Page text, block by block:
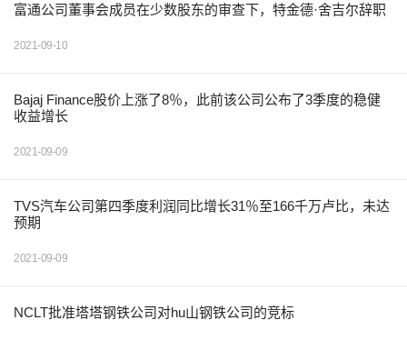
富通公司董事会成员在少数股东的审查下，特金德·舍吉尔辞职
2021-09-10
Bajaj Finance股价上涨了8％，此前该公司公布了3季度的稳健
收益增长
2021-09-09
TVS汽车公司第四季度利润同比增长31％至166千万卢比，未达
预期
2021-09-09
NCLT批准塔塔钢铁公司对hu山钢铁公司的竞标